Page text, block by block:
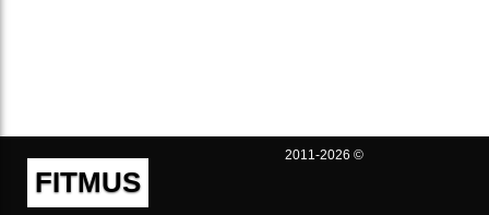
FITMUS
2011-2026 ©